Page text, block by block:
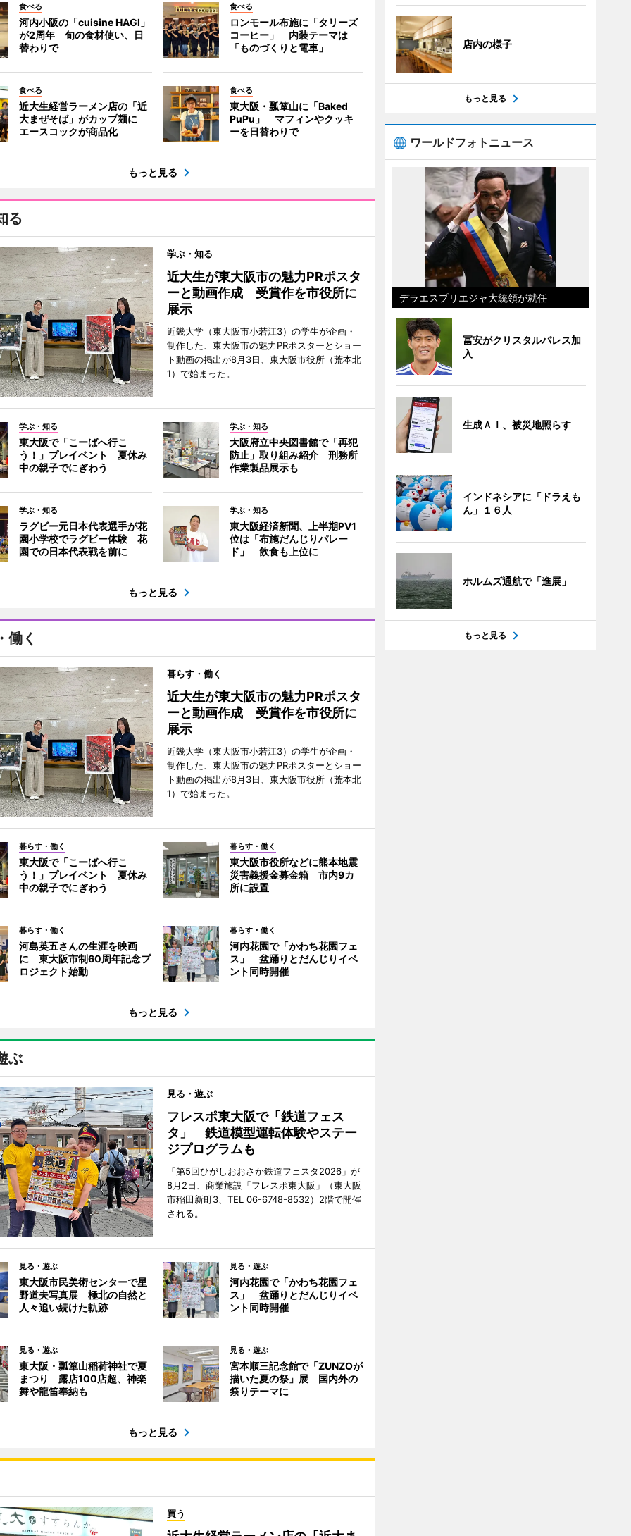
食べる
河内小阪の「cuisine HAGI」
が2周年 旬の食材使い、日
替わりで
食べる
ロンモール布施に「タリーズ
コーヒー」 内装テーマは
「ものづくりと電車」
食べる
近大生経営ラーメン店の「近
大まぜそば」がカップ麺に
エースコックが商品化
食べる
東大阪・瓢箪山に「Baked
PuPu」 マフィンやクッキ
ーを日替わりで
もっと見る
る
学ぶ・知る
近大生が東大阪市の魅力PRポスタ
ーと動画作成 受賞作を市役所に
展示
近畿大学（東大阪市小若江3）の学生が企画・
制作した、東大阪市の魅力PRポスターとショー
ト動画の掲出が8月3日、東大阪市役所（荒本北
1）で始まった。
学ぶ・知る
東大阪で「こーばへ行こ
う！」プレイベント 夏休み
中の親子でにぎわう
学ぶ・知る
大阪府立中央図書館で「再犯
防止」取り組み紹介 刑務所
作業製品展示も
学ぶ・知る
ラグビー元日本代表選手が花
園小学校でラグビー体験 花
園での日本代表戦を前に
学ぶ・知る
東大阪経済新聞、上半期PV1
位は「布施だんじりパレー
ド」 飲食も上位に
もっと見る
働く
暮らす・働く
近大生が東大阪市の魅力PRポスタ
ーと動画作成 受賞作を市役所に
展示
近畿大学（東大阪市小若江3）の学生が企画・
制作した、東大阪市の魅力PRポスターとショー
ト動画の掲出が8月3日、東大阪市役所（荒本北
1）で始まった。
暮らす・働く
東大阪で「こーばへ行こ
う！」プレイベント 夏休み
中の親子でにぎわう
暮らす・働く
東大阪市役所などに熊本地震
災害義援金募金箱 市内9カ
所に設置
暮らす・働く
河島英五さんの生涯を映画
に 東大阪市制60周年記念プ
ロジェクト始動
暮らす・働く
河内花園で「かわち花園フェ
ス」 盆踊りとだんじりイベ
ント同時開催
もっと見る
ぶ
見る・遊ぶ
フレスポ東大阪で「鉄道フェス
タ」 鉄道模型運転体験やステー
ジプログラムも
「第5回ひがしおおさか鉄道フェスタ2026」が
8月2日、商業施設「フレスポ東大阪」（東大阪
市稲田新町3、TEL 06-6748-8532）2階で開催
される。
見る・遊ぶ
東大阪市民美術センターで星
野道夫写真展 極北の自然と
人々追い続けた軌跡
見る・遊ぶ
河内花園で「かわち花園フェ
ス」 盆踊りとだんじりイベ
ント同時開催
見る・遊ぶ
東大阪・瓢箪山稲荷神社で夏
まつり 露店100店超、神楽
舞や龍笛奉納も
見る・遊ぶ
宮本順三記念館で「ZUNZOが
描いた夏の祭」展 国内外の
祭りテーマに
もっと見る
買う
店内の様子
もっと見る
ワールドフォトニュース
デラエスプリエジャ大統領が就任
冨安がクリスタルパレス加
入
生成ＡＩ、被災地照らす
インドネシアに「ドラえも
ん」１６人
ホルムズ通航で「進展」
もっと見る